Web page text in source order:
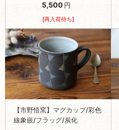
5,500 円
[再入荷待ち]
【市野悟窯】マグカップ/彩色
線象嵌/フラッグ/炭化